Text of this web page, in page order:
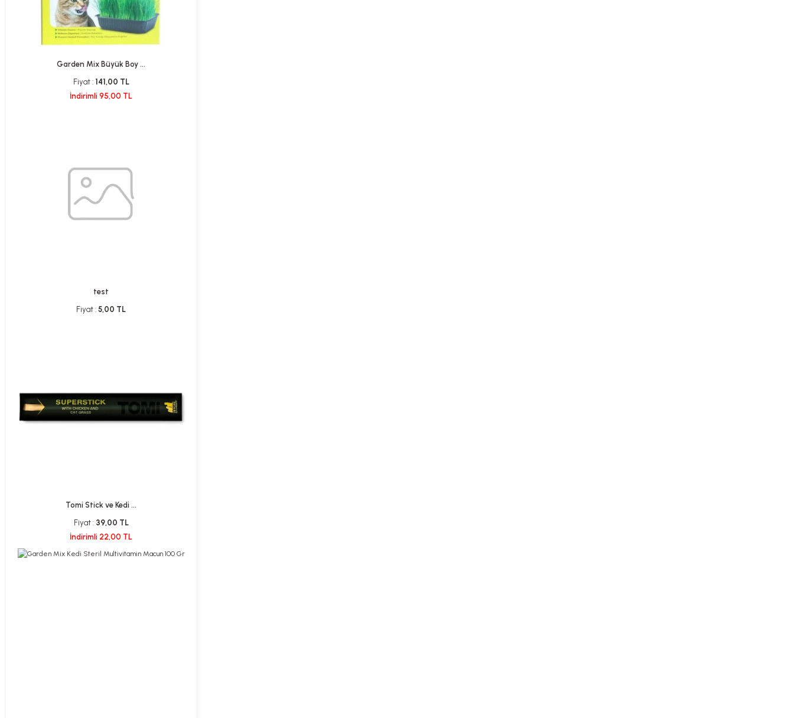
Garden Mix Büyük Boy ...
Fiyat : 141,00 TL
İndirimli 95,00 TL
test
Fiyat : 5,00 TL
Tomi Stick ve Kedi ...
Fiyat : 39,00 TL
İndirimli 22,00 TL